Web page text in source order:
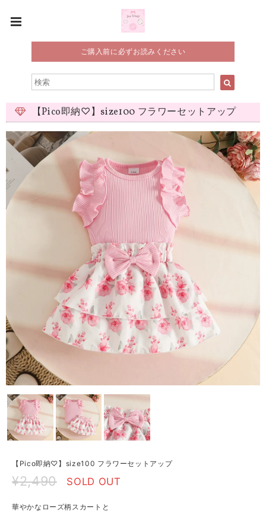
ご購入前に必ずお読みください
【Pico即納♡】size100 フラワーセットアップ
【Pico即納♡】size100 フラワーセットアップ
¥2,490 SOLD OUT
華やかなローズ柄スカートと